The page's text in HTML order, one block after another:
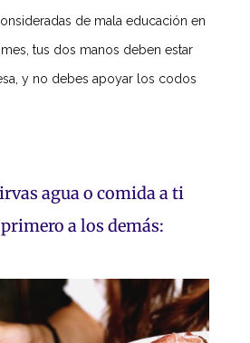
de mala educación en
tus dos manos deben estar
y no debes apoyar los codos
agua o comida a ti
a los demás: